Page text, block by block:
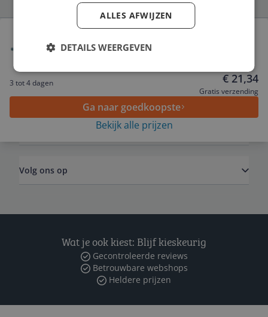
platverzonken kop 4,5 x 25 mm 1000 stuks
3 tot 4 dagen € 21,34
Gratis verzending
Ga naar goedkoopste
Bekijk alle prijzen
Service
Algemeen
Volg ons op
Wat je ook kiest: Blijf kieskeurig
Gecontroleerde reviews
Betrouwbare webshops
Heldere prijzen
ALLES AFWIJZEN
DETAILS WEERGEVEN